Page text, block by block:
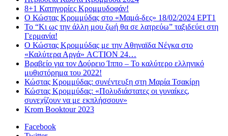
8+1 Κατηγορίες Κρομμυδοφάν!
Ο Κώστας Κρομμύδας στο «Μαμά-δες» 18/02/2024 ΕΡΤ1
Το “Κι ως την άλλη μου ζωή θα σε λατρεύω” ταξιδεύει στη
Γερμανία!
Ο Κώστας Κρομμύδας με την Αθηναϊδα Νέγκα στο
«Καλύτερα Αργά» ACTION 24…
Βραβείο για τον Δούρειο Ίππο – Το καλύτερο ελληνικό
μυθιστόρημα του 2022!
Κώστας Κρομμύδας: συνέντευξη στη Μαρία Τσακίρη
Κώστας Κρομμύδας: «Πολυδιάστατες οι γυναίκες,
συνεχίζουν να με εκπλήσσουν»
Krom Booktour 2023
Facebook